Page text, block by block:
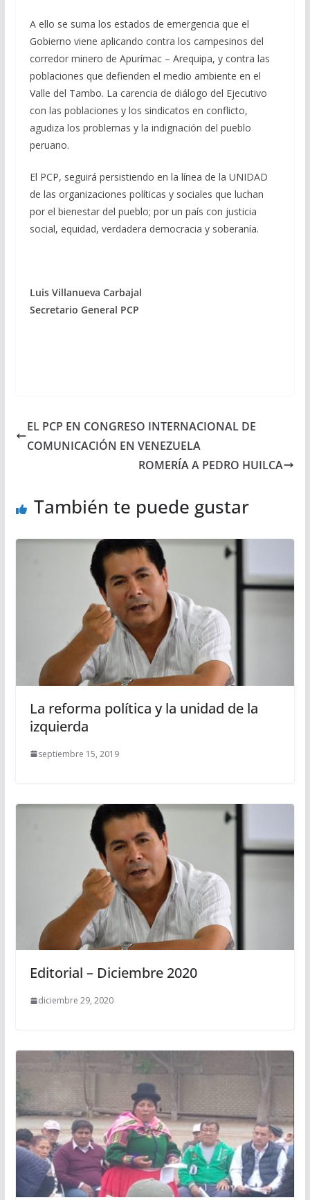
A ello se suma los estados de emergencia que el
Gobierno viene aplicando contra los campesinos del
corredor minero de Apurímac – Arequipa, y contra las
poblaciones que defienden el medio ambiente en el
Valle del Tambo. La carencia de diálogo del Ejecutivo
con las poblaciones y los sindicatos en conflicto,
agudiza los problemas y la indignación del pueblo
peruano.
El PCP, seguirá persistiendo en la línea de la UNIDAD
de las organizaciones políticas y sociales que luchan
por el bienestar del pueblo; por un país con justicia
social, equidad, verdadera democracia y soberanía.
Luis Villanueva Carbajal
Secretario General PCP
EL PCP EN CONGRESO INTERNACIONAL DE
COMUNICACIÓN EN VENEZUELA
ROMERÍA A PEDRO HUILCA
También te puede gustar
La reforma política y la unidad de la
izquierda
septiembre 15, 2019
Editorial – Diciembre 2020
diciembre 29, 2020